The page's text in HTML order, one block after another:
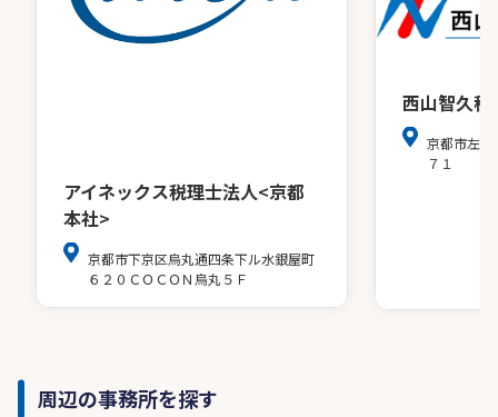
アイネックス税理士法人<京都
本社>
京都市下京区烏丸通四条下ル水銀屋町
６２０ＣＯＣＯＮ烏丸５Ｆ
西山智久税
京都市左京
７１
周辺の事務所を探す